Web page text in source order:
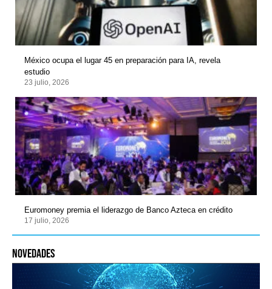
México ocupa el lugar 45 en preparación para IA, revela
estudio
23 julio, 2026
Euromoney premia el liderazgo de Banco Azteca en crédito
17 julio, 2026
novedades